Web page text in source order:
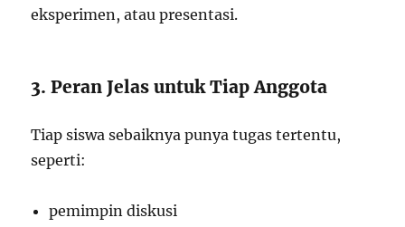
eksperimen, atau presentasi.
3. Peran Jelas untuk Tiap Anggota
Tiap siswa sebaiknya punya tugas tertentu,
seperti:
pemimpin diskusi